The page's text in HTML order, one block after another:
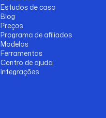
Estudos de caso
Blog
Preços
Programa de afiliados
Modelos
Ferramentas
Centro de ajuda
Integrações